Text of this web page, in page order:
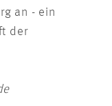
an - ein
der